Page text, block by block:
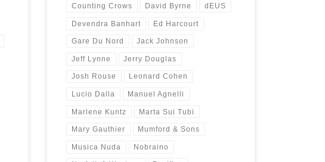
Counting Crows David Byrne dEUS
Devendra Banhart Ed Harcourt
Gare Du Nord Jack Johnson
Jeff Lynne Jerry Douglas
Josh Rouse Leonard Cohen
Lucio Dalla Manuel Agnelli
Marlene Kuntz Marta Sui Tubi
Mary Gauthier Mumford & Sons
Musica Nuda Nobraino